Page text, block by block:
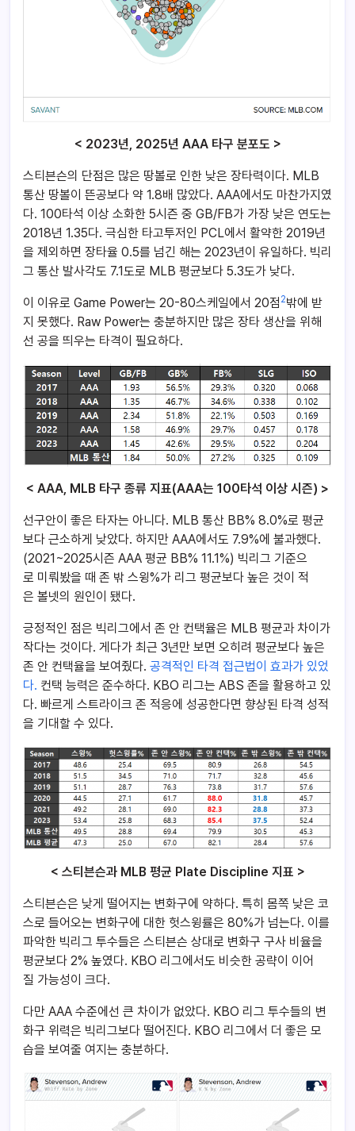
< 2023년, 2025년 AAA 타구 분포도 >
스티븐슨의 단점은 많은 땅볼로 인한 낮은 장타력이다. MLB
통산 땅볼이 뜬공보다 약 1.8배 많았다. AAA에서도 마찬가지였
다. 100타석 이상 소화한 5시즌 중 GB/FB가 가장 낮은 연도는
2018년 1.35다. 극심한 타고투저인 PCL에서 활약한 2019년
을 제외하면 장타율 0.5를 넘긴 해는 2023년이 유일하다. 빅리
그 통산 발사각도 7.1도로 MLB 평균보다 5.3도가 낮다.
이 이유로 Game Power는 20-80스케일에서 20점 2밖에 받
지 못했다. Raw Power는 충분하지만 많은 장타 생산을 위해
선 공을 띄우는 타격이 필요하다.
< AAA, MLB 타구 종류 지표(AAA는 100타석 이상 시즌) >
선구안이 좋은 타자는 아니다. MLB 통산 BB% 8.0%로 평균
보다 근소하게 낮았다. 하지만 AAA에서도 7.9%에 불과했다.
(2021~2025시즌 AAA 평균 BB% 11.1%) 빅리그 기준으
로 미뤄봤을 때 존 밖 스윙%가 리그 평균보다 높은 것이 적
은 볼넷의 원인이 됐다.
긍정적인 점은 빅리그에서 존 안 컨택율은 MLB 평균과 차이가
작다는 것이다. 게다가 최근 3년만 보면 오히려 평균보다 높은
존 안 컨택율을 보여줬다. 공격적인 타격 접근법이 효과가 있었
다. 컨택 능력은 준수하다. KBO 리그는 ABS 존을 활용하고 있
다. 빠르게 스트라이크 존 적응에 성공한다면 향상된 타격 성적
을 기대할 수 있다.
< 스티븐슨과 MLB 평균 Plate Discipline 지표 >
스티븐슨은 낮게 떨어지는 변화구에 약하다. 특히 몸쪽 낮은 코
스로 들어오는 변화구에 대한 헛스윙률은 80%가 넘는다. 이를
파악한 빅리그 투수들은 스티븐슨 상대로 변화구 구사 비율을
평균보다 2% 높였다. KBO 리그에서도 비슷한 공략이 이어
질 가능성이 크다.
다만 AAA 수준에선 큰 차이가 없았다. KBO 리그 투수들의 변
화구 위력은 빅리그보다 떨어진다. KBO 리그에서 더 좋은 모
습을 보여줄 여지는 충분하다.